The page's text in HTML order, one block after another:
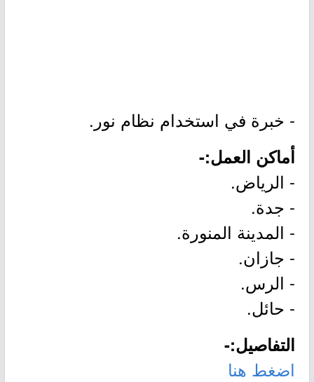
- خبرة في استخدام نظام نور.
أماكن العمل:-
- الرياض.
- جدة.
- المدينة المنورة.
- جازان.
- الرس.
- حائل.
التفاصيل:-
اضغط هنا